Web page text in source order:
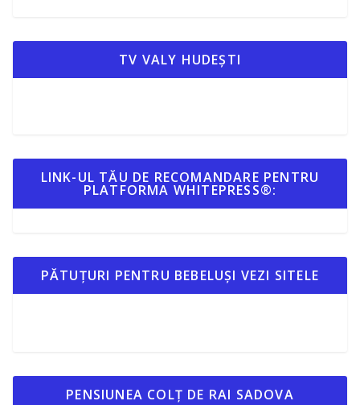
TV VALY HUDEȘTI
LINK-UL TĂU DE RECOMANDARE PENTRU
PLATFORMA WHITEPRESS®:
PĂTUȚURI PENTRU BEBELUȘI VEZI SITELE
PENSIUNEA COLȚ DE RAI SADOVA